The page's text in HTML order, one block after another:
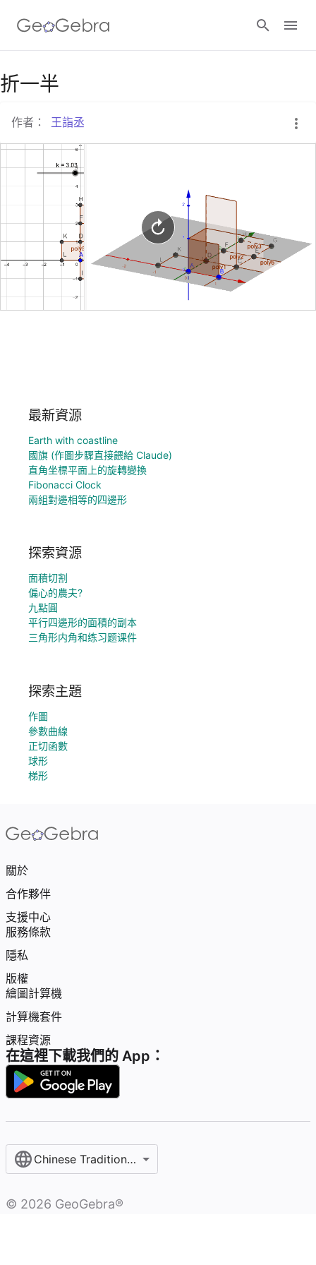
Google Classroom
GeoGebra Classroom
折一半
作者： 王詣丞
最新資源
Earth with coastline
國旗 (作圖步驟直接餵給 Claude)
直角坐標平面上的旋轉變換
Fibonacci Clock
兩組對邊相等的四邊形
探索資源
面積切割
偏心的農夫?
九點圓
平行四邊形的面積的副本
三角形内角和练习题课件
探索主題
作圖
參數曲線
正切函數
球形
梯形
關於
合作夥伴
支援中心
服務條款
隱私
版權
繪圖計算機
計算機套件
課程資源
在這裡下載我們的 App：
Chinese Traditional / 繁體中文
© 2026 GeoGebra®